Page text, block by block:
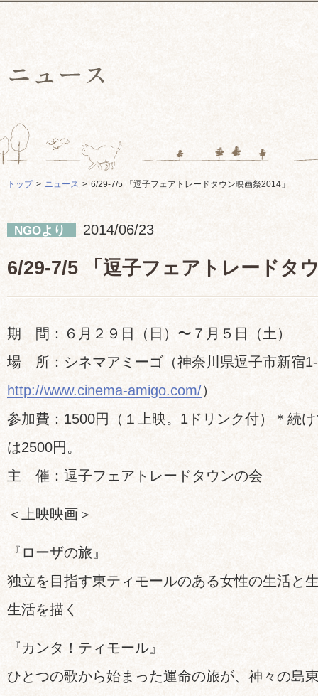
トップ ニュース 6/29-7/5 「逗子フェアトレードタウン映画祭2014」
NGOより 2014/06/23
6/29-7/5 「逗子フェアトレードタ
期 間：６月２９日（日）〜７月５日（土）
場 所：シネマアミーゴ（神奈川県逗子市新宿
http://www.cinema-amigo.com/）
参加費：1500円（１上映。1ドリンク付）＊続
は2500円。
主 催：逗子フェアトレードタウンの会
＜上映映画＞
『ローザの旅』
独立を目指す東ティモールのある女性の生活と
生活を描く
『カンタ！ティモール』
ひとつの歌から始まった運命の旅が、神々の島